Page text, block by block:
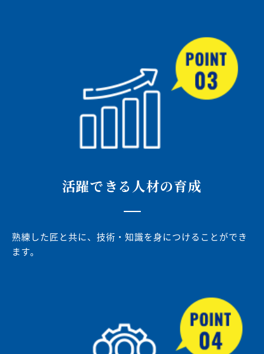
活躍できる人材の育成
熟練した匠と共に、技術・知識を身につけることができ
ます。